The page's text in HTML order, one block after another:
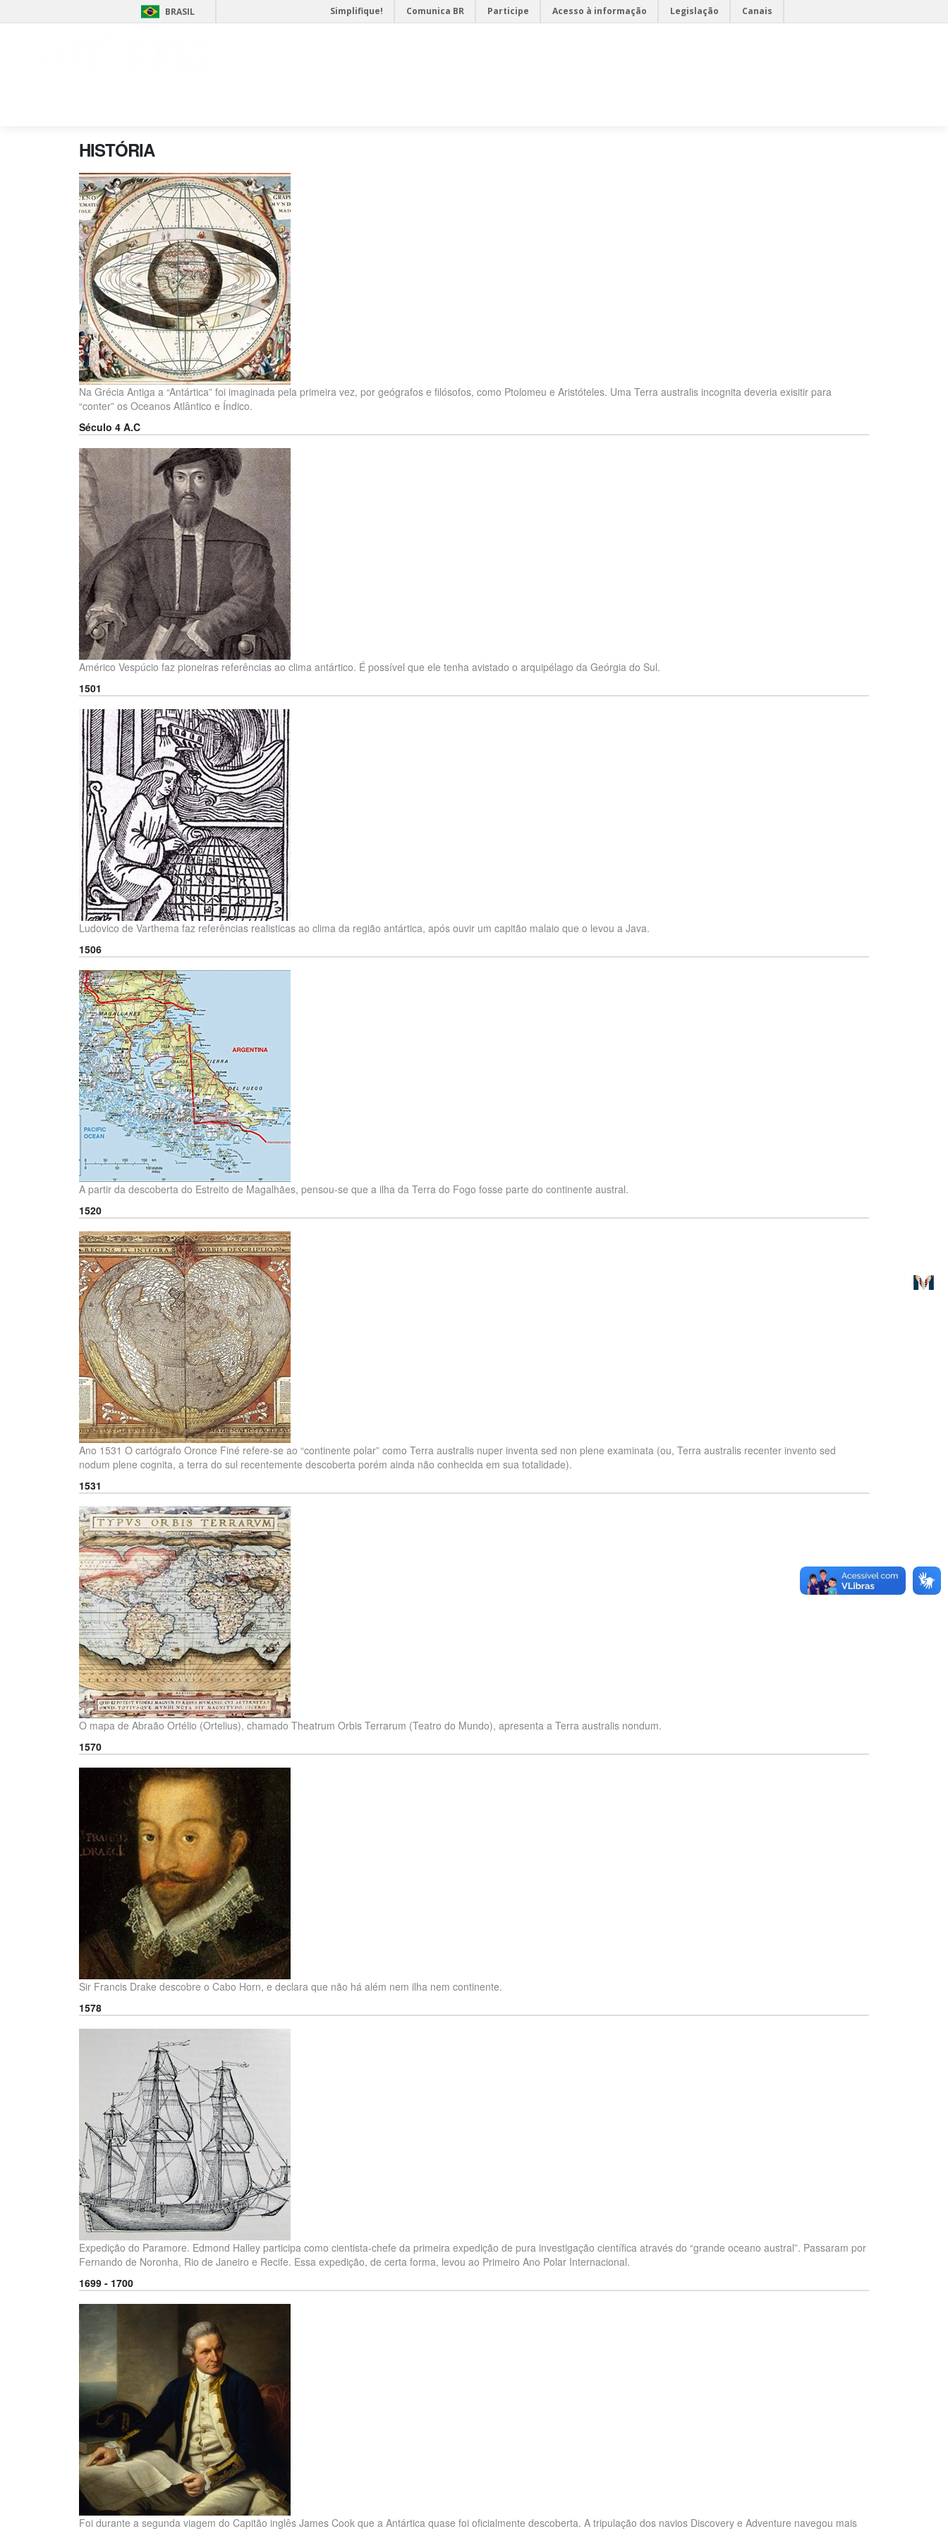
BRASIL Simplifique! Comunica BR Participe Acesso à informação Legislação Canais
APRESENTAÇÂO VIAGEM (F)ANTÁRTICA PROANTAR
HISTÓRIA
Na Grécia Antiga a “Antártica” foi imaginada pela primeira vez, por geógrafos e filósofos, como Ptolomeu e Aristóteles. Uma Terra australis incognita deveria exisitir para
“conter” os Oceanos Atlântico e Índico.
Século 4 A.C
Américo Vespúcio faz pioneiras referências ao clima antártico. É possível que ele tenha avistado o arquipélago da Geórgia do Sul.
1501
Ludovico de Varthema faz referências realisticas ao clima da região antártica, após ouvir um capitão malaio que o levou a Java.
1506
A partir da descoberta do Estreito de Magalhães, pensou-se que a ilha da Terra do Fogo fosse parte do continente austral.
1520
Ano 1531 O cartógrafo Oronce Finé refere-se ao “continente polar” como Terra australis nuper inventa sed non plene examinata (ou, Terra australis recenter invento sed
nodum plene cognita, a terra do sul recentemente descoberta porém ainda não conhecida em sua totalidade).
1531
O mapa de Abraão Ortélio (Ortelius), chamado Theatrum Orbis Terrarum (Teatro do Mundo), apresenta a Terra australis nondum.
1570
Sir Francis Drake descobre o Cabo Horn, e declara que não há além nem ilha nem continente.
1578
Expedição do Paramore. Edmond Halley participa como cientista-chefe da primeira expedição de pura investigação científica através do “grande oceano austral”. Passaram por
Fernando de Noronha, Rio de Janeiro e Recife. Essa expedição, de certa forma, levou ao Primeiro Ano Polar Internacional.
1699 - 1700
Foi durante a segunda viagem do Capitão inglês James Cook que a Antártica quase foi oficialmente descoberta. A tripulação dos navios Discovery e Adventure navegou mais